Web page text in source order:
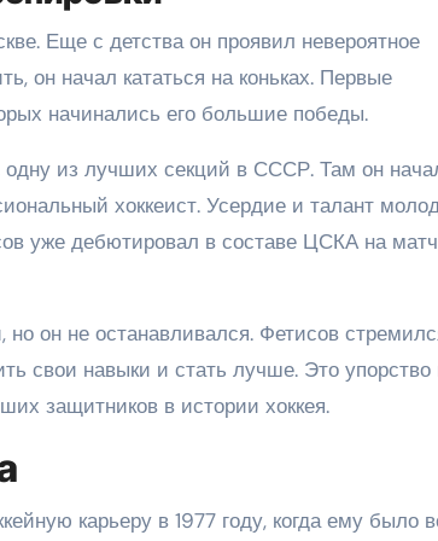
Еще с детства он проявил невероятное
он начал кататься на коньках. Первые
начинались его большие победы.
из лучших секций в СССР. Там он
хоккеист. Усердие и талант
уже дебютировал в составе ЦСКА на
он не останавливался. Фетисов
свои навыки и стать лучше. Это упорство
защитников в истории хоккея.
карьеру в 1977 году, когда ему было